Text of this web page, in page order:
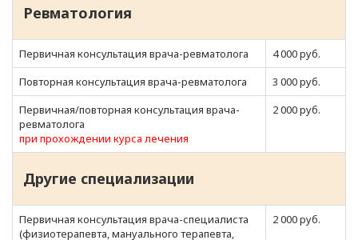
Ревматология
Первичная консультация врача-ревматолога
4 000 руб.
Повторная консультация врача-ревматолога
3 000 руб.
Первичная/повторная консультация врача-
ревматолога
при прохождении курса лечения
2 000 руб.
Другие специализации
Первичная консультация врача-специалиста
(физиотерапевта, мануального терапевта,
2 000 руб.